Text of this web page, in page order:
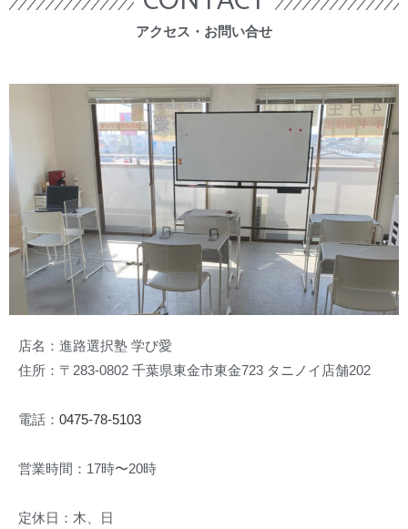
​アクセス・お問い合せ
店名：進路選択塾 学び愛
住所：〒283-0802 千葉県東金市東金723 タニノイ店舗202
電話： 0475-78-5103
営業時間：17時〜20時
定休日：木、日